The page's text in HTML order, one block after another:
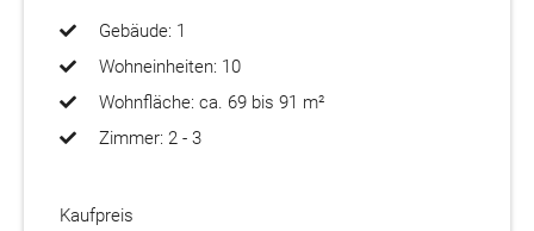
Gebäude: 1
Wohneinheiten: 10
Wohnfläche: ca. 69 bis 91 m²
Zimmer: 2 - 3
Kaufpreis